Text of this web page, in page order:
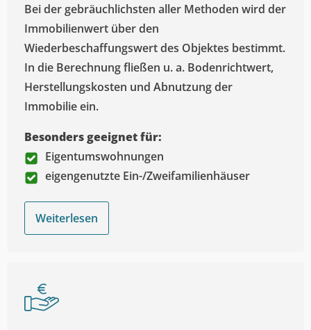
Bei der gebräuchlichsten aller Methoden wird der
Immobilienwert über den
Wiederbeschaffungswert des Objektes bestimmt.
In die Berechnung fließen u. a. Bodenrichtwert,
Herstellungskosten und Abnutzung der
Immobilie ein.
Besonders geeignet für:
Eigentumswohnungen
eigengenutzte Ein-/Zweifamilienhäuser
Weiterlesen